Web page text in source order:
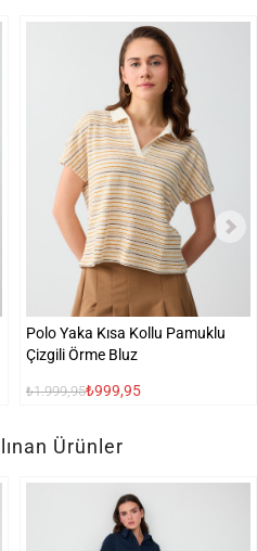
Polo Yaka Kısa Kollu Pamuklu
Çizgili Örme Bluz
₺1.999,95₺999,95
Ürünler